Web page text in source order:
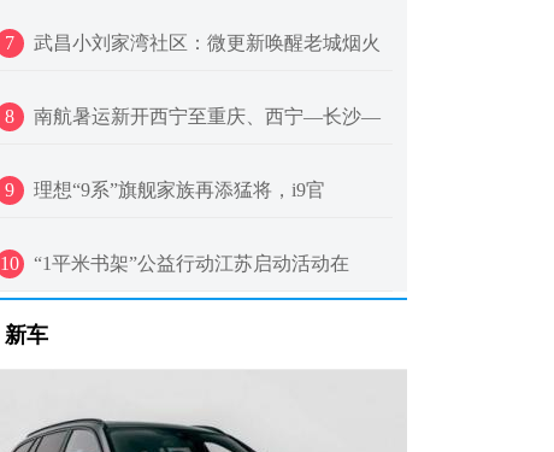
7 武昌小刘家湾社区：微更新唤醒老城烟火
8 南航暑运新开西宁至重庆、西宁—长沙—
9 理想“9系”旗舰家族再添猛将，i9官
10 “1平米书架”公益行动江苏启动活动在
新车